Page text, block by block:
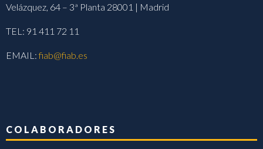
Velázquez, 64 – 3ª Planta 28001 | Madrid
TEL: 91 411 72 11
EMAIL:fiab@fiab.es
COLABORADORES